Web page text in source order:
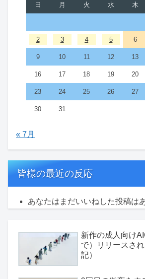
日 月 火 水 木
2 3 4 5 6
9 10 11 12 13
16 17 18 19 20
23 24 25 26 27
30 31
« 7月
皆様の最近の反応
あなたはまだいいねした投稿は
新作の成人向け
で）リリースさ
記）